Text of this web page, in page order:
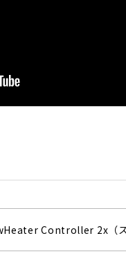
Controller 2x（ス